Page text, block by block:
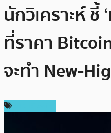
นักวิเคราะห์ ชี้
ที่ราคา
จะทำ New-